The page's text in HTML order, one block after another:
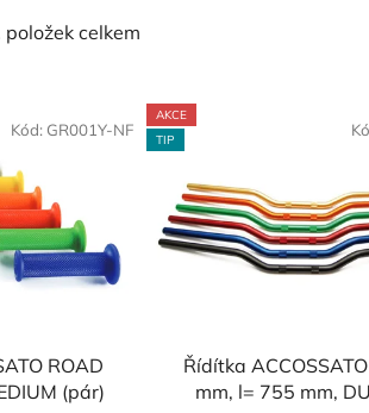
položek celkem
ROAD
(pár)
Kód: GR001Y-NF
AKCE
TIP
Řídítka
mm, l= 755 mm,